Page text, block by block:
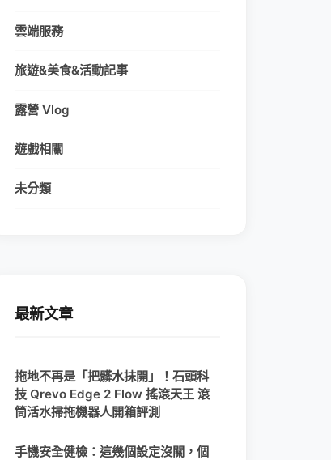
雲端服務
旅遊&美食&活動記事
露營 Vlog
遊戲相關
未分類
最新文章
拖地不再是「把髒水抹開」！石頭科
技 Qrevo Edge 2 Flow 搖滾天王 滾
筒活水掃拖機器人開箱評測
手機安全健檢：這幾個設定沒關，個